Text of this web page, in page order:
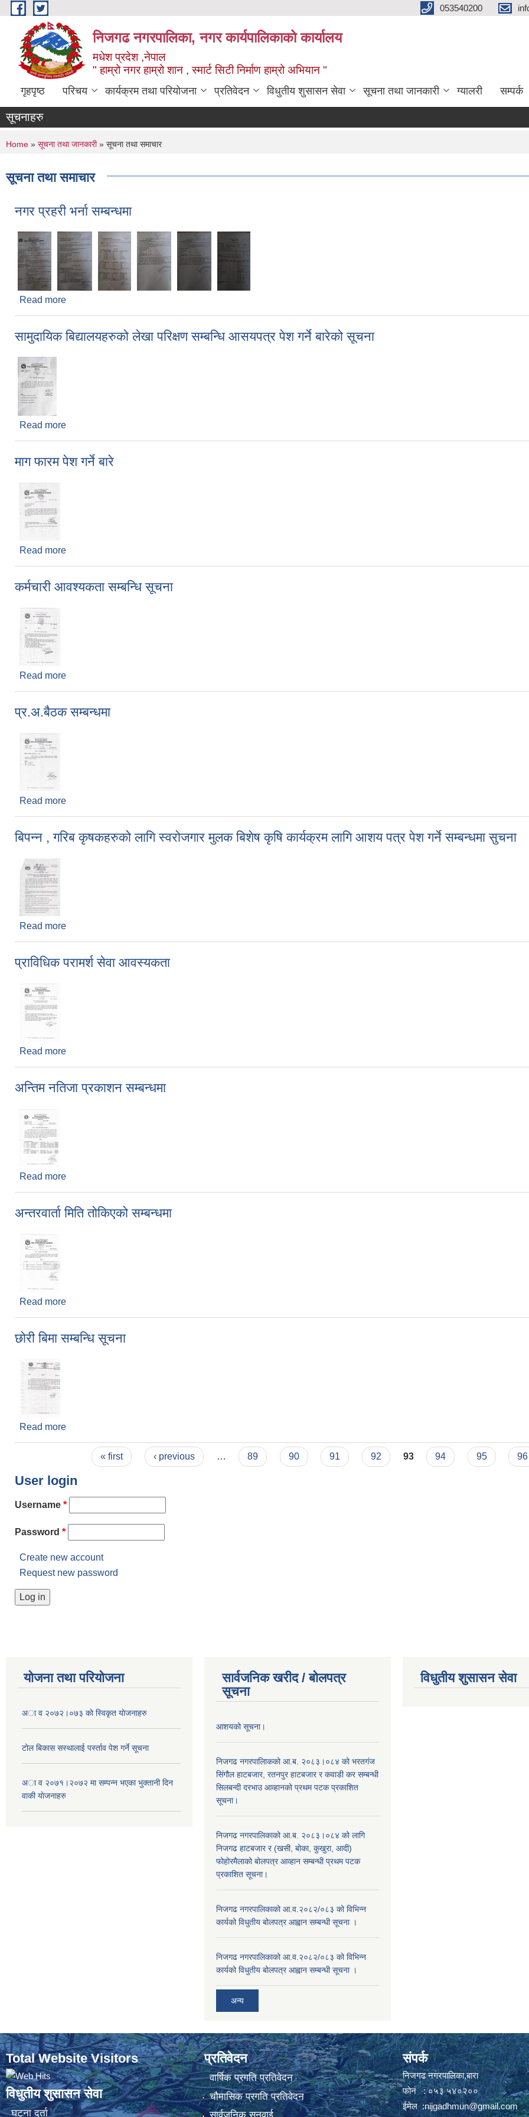
Skip to main content 053540200
निजगढ नगरपालिका, नगर कार्यपालिकाको कार्यालय
मधेश प्रदेश ,नेपाल
" हाम्रो नगर हाम्रो शान , स्मार्ट सिटी निर्माण हाम्रो अभियान "
गृहपृष्ठ परिचय कार्यक्रम तथा परियोजना प्रतिवेदन विधुतीय शुसासन सेवा सूचना तथा जानकारी ग्यालरी सम्पर्क
सूचनाहरु
You are here
Home » सूचना तथा जानकारी» सूचना तथा समाचार
सूचना तथा समाचार
नगर प्रहरी भर्ना सम्बन्धमा
Read more
सामुदायिक बिद्यालयहरुको लेखा परिक्षण सम्बन्धि आसयपत्र पेश गर्ने बारेको सूचना
Read more
माग फारम पेश गर्ने बारे
Read more
कर्मचारी आवश्यकता सम्बन्धि सूचना
Read more
प्र.अ.बैठक सम्बन्धमा
Read more
बिपन्न , गरिब कृषकहरुको लागि स्वरोजगार मुलक बिशेष कृषि कार्यक्रम लागि आशय पत्र पेश गर्ने सम्बन्धमा सुचना
Read more
प्राविधिक परामर्श सेवा आवस्यकता
Read more
अन्तिम नतिजा प्रकाशन सम्बन्धमा
Read more
अन्तरवार्ता मिति तोकिएको सम्बन्धमा
Read more
छोरी बिमा सम्बन्धि सूचना
Read more
« first ‹ previous … 89 90 91 92 93 94 95 96
User login
Username *
Password *
Create new account
Request new password
योजना तथा परियोजना
अा व २०७२।०७३ काे स्विकृत याेजनाहरु
टोल बिकास स‌स्थालाई प‌र्स्ताव पेश गर्ने सूचना
अा‍ व २०७१।२०७२ मा सम्पन्न भएका भुक्तानी दिन
वा‌की याेजनाहरु
सार्वजनिक खरीद / बोलपत्र
सूचना
आशयको सूचना।
निजगढ नगरपालिाकको आ.ब. २०८३।०८४ को भरतगंज
सिंगौल हाटबजार, रतनपुर हाटबजार र कवाडी कर सम्बन्धी
सिलबन्दी दरभाउ आव्हानको प्रथम पटक प्रकाशित
सूचना।
निजगढ नगरपालिकाको आ.ब. २०८३।०८४ को लागि
निजगढ हाटबजार र (खसी, बोका, कुखुरा, आदी)
फोहोरमैलाको बोलपत्र आव्हान सम्बन्धी प्रथम पटक
प्रकाशित सूचना।
निजगढ नगरपालिकाको आ.व.२०८२/०८३ को विभिन्न
कार्यको विधुतीय बोलपत्र आह्वान सम्बन्धी सूचना ।
निजगढ नगरपालिकाको आ.व.२०८२/०८३ को विभिन्न
कार्यको विधुतीय बोलपत्र आह्वान सम्बन्धी सूचना ।
अन्य
विधुतीय शुसासन सेवा
Total Website Visitors
विधुतीय शुसासन सेवा
घटना दर्ता
प्रतिवेदन
वार्षिक प्रगति प्रतिवेदन
चौमासिक प्रगति प्रतिवेदन
संपर्क
निजगढ नगरपालिका,बारा
फोन : ०५३ ५४०२००
ईमेल :nijgadhmun@gmail.com